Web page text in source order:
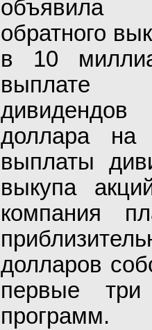
обратного
в 10
выплате
доллара
выплаты
выкупа
компания
долларов
первые три
программ.